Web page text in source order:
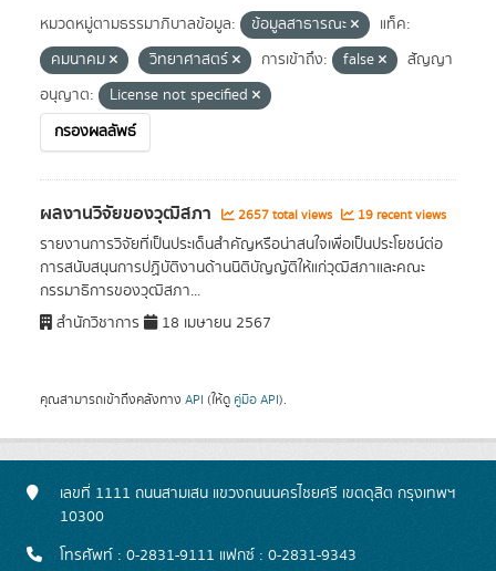
หมวดหมู่ตามธรรมาภิบาลข้อมูล: ข้อมูลสาธารณะ
แท็ค:
คมนาคม
วิทยาศาสตร์ การเข้าถึง: false
สัญญา
อนุญาต:
License not specified
กรองผลลัพธ์
ผลงานวิจัยของวุฒิสภา 2657 total views 19 recent views
รายงานการวิจัยที่เป็นประเด็นสำคัญหรือน่าสนใจเพื่อเป็นประโยชน์ต่อ
การสนับสนุนการปฏิบัติงานด้านนิติบัญญัติให้แก่วุฒิสภาและคณะ
กรรมาธิการของวุฒิสภา...
สำนักวิชาการ
18 เมษายน 2567
คุณสามารถเข้าถึงคลังทาง API (ให้ดู คู่มือ API).
เลขที่ 1111 ถนนสามเสน แขวงถนนนครไชยศรี เขตดุสิต กรุงเทพฯ
10300
โทรศัพท์ : 0-2831-9111 แฟกซ์ : 0-2831-9343